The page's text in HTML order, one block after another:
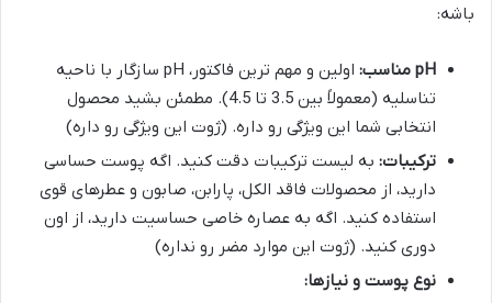
باشه:
pH مناسب:
اولین و مهم ترین فاکتور، pH سازگار با ناحیه
تناسلیه (معمولاً بین 3.5 تا 4.5). مطمئن بشید محصول
انتخابی شما این ویژگی رو داره. (ژوت این ویژگی رو داره)
ترکیبات: به لیست ترکیبات دقت کنید. اگه پوست حساسی
دارید، از محصولات فاقد الکل، پارابن، صابون و عطرهای قوی
استفاده کنید. اگه به عصاره خاصی حساسیت دارید، از اون
دوری کنید. (ژوت این موارد مضر رو نداره)
نوع پوست و نیازها: